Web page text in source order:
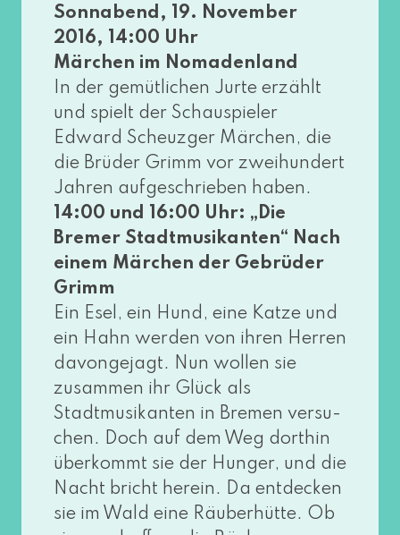
Sonnabend, 19. November
2016, 14:00 Uhr
Märchen im Nomadenland
In der gemüt­li­chen Jurte erzählt
und spielt der Schauspieler
Edward Scheuzger Märchen, die
die Brüder Grimm vor zwei­hun­dert
Jahren auf­ge­schrie­ben haben.
14:00 und 16:00 Uhr: „Die
Bremer Stadtmusikanten“ Nach
einem Märchen der Gebrüder
Grimm
Ein Esel, ein Hund, eine Katze und
ein Hahn wer­den von ihren Herren
davon­ge­jagt. Nun wol­len sie
zusam­men ihr Glück als
Stadtmusikanten in Bremen ver­su­
chen. Doch auf dem Weg dort­hin
über­kommt sie der Hunger, und die
Nacht bricht her­ein. Da ent­de­cken
sie im Wald eine Räuberhütte. Ob